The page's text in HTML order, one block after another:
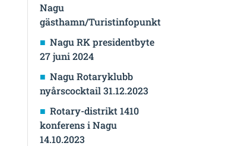
Nagu
gästhamn/Turistinfopunkt
Nagu RK presidentbyte
27 juni 2024
Nagu Rotaryklubb
nyårscocktail 31.12.2023
Rotary-distrikt 1410
konferens i Nagu
14.10.2023